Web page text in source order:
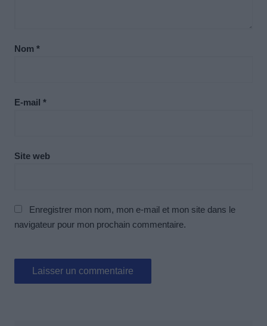
Nom *
E-mail *
Site web
Enregistrer mon nom, mon e-mail et mon site dans le
navigateur pour mon prochain commentaire.